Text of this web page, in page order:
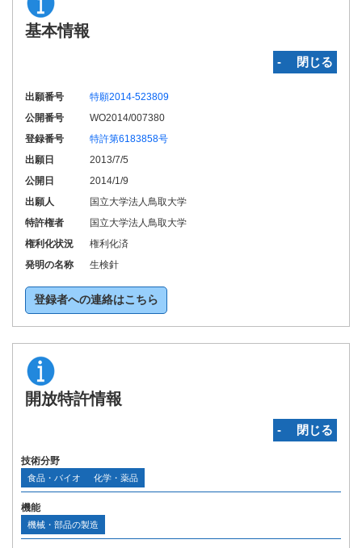
基本情報
‐ 閉じる
出願番号
特願2014-523809
公開番号
WO2014/007380
登録番号
特許第6183858号
出願日
2013/7/5
公開日
2014/1/9
出願人
国立大学法人鳥取大学
特許権者
国立大学法人鳥取大学
権利化状況
権利化済
発明の名称
生検針
登録者への連絡はこちら
開放特許情報
‐ 閉じる
技術分野
食品・バイオ 化学・薬品
機能
機械・部品の製造